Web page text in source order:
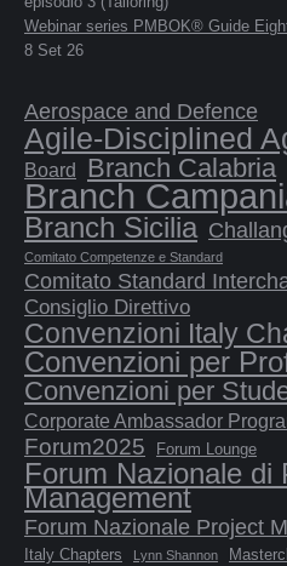
Webinar series PMBOK® Guide
8 Set 26
Aerospace and Defence
Agile-Disciplined
Board Branch Calabria
Branch
Branch Sicilia
Comitato Competenze e Standard
Comitato Standard
Consiglio Direttivo
Convenzioni Italy
Convenzioni per
Convenzioni per
Corporate Ambassador
Forum2025 Forum Lounge
Forum Nazionale di
Management
Forum Nazionale Project
Italy Chapters
Lynn Shannon